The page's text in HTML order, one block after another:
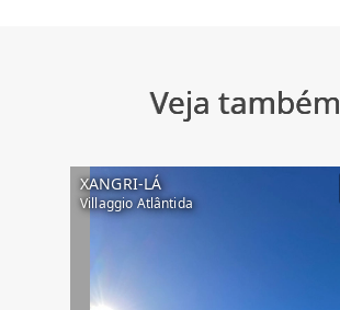
Veja também
XANGRI-LÁ
Villaggio Atlântida